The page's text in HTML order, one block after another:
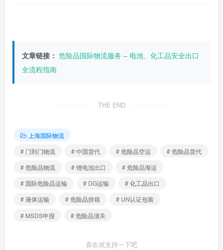
文章链接： 危险品国际物流服务 – 电池、化工品安全出口
全流程指南
THE END
上海国际物流
# 门到门物流
# 中国货代 # 危险品空运
# 危险品货代
# 危险品物流
# 锂电池出口
# 危险品海运
# 国际危险品运输
# DG运输
# 化工品出口
# 液体运输
# 危险品拼箱
# UN认证包装
# MSDS申报
# 危险品清关
喜欢就支持一下吧